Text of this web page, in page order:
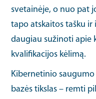
svetainėje, o nuo pat
tapo atskaitos tašku ir
daugiau sužinoti apie
kvalifikacijos kėlimą.
Kibernetinio
bazės tikslas – remti